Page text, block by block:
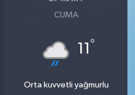
CUMA
11 °
Orta kuvvetli yağmurlu